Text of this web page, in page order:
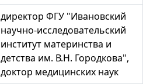
директор ФГУ "Ивановский
научно-исследовательский
институт материнства и
детства им. В.Н. Городкова",
доктор медицинских наук